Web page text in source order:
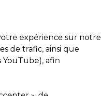
expérience sur notre
de trafic, ainsi que
afin